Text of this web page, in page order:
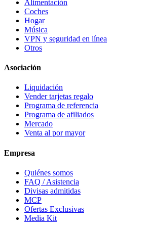
Alimentación
Coches
Hogar
Música
VPN y seguridad en línea
Otros
Asociación
Liquidación
Vender tarjetas regalo
Programa de referencia
Programa de afiliados
Mercado
Venta al por mayor
Empresa
Quiénes somos
FAQ / Asistencia
Divisas admitidas
MCP
Ofertas Exclusivas
Media Kit